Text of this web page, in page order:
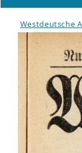
Westdeutsche